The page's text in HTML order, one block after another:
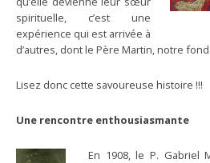
spirituelle, c’est une
expérience qui est arrivée à
d’autres, dont le Père Martin, notre
Lisez donc cette savoureuse histoire !!!
Une rencontre enthousiasmante
En 1908, le P. Gabriel